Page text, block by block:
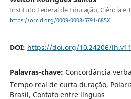
Instituto Federal de Educação, Ciência e
https://orcid.org/0009-0008-5791-685X
DOI: https://doi.org/10.24206/
Palavras-chave: Concordância
Tempo real de curta duração,
Brasil, Contato entre línguas